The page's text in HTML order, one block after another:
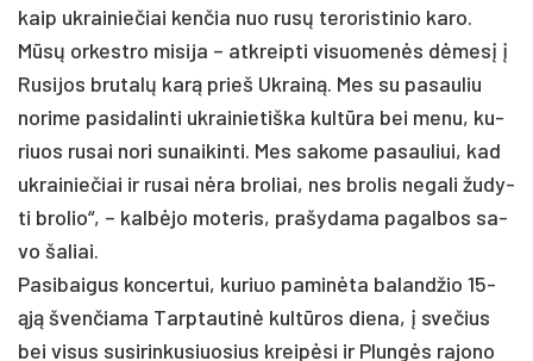
kaip uk­rai­nie­čiai ken­čia nuo rusų te­ro­ris­ti­nio ka­ro.
Mūsų or­kest­ro mi­si­ja – at­kreip­ti vi­suo­menės dėmesį į
Ru­si­jos bru­talų karą prie­š Uk­rainą. Mes su pa­sau­liu
no­ri­me pa­si­da­lin­ti uk­rai­nie­tiš­ka kultū­ra bei me­nu, ku­
riuos ru­sai no­ri su­nai­kin­ti. Mes sa­ko­me pa­sau­liui, kad
uk­rai­nie­čiai ir ru­sai nėra bro­liai, nes bro­lis ne­ga­li žu­dy­
ti bro­lio“, – kalbė­jo mo­te­ris, pra­šy­da­ma pa­gal­bos sa­
vo ša­liai.
Pa­si­bai­gus kon­cer­tui, ku­riuo pa­minė­ta ba­land­žio 15-
ąją šven­čia­ma Tarp­tau­tinė kultū­ros die­na, į sve­čius
bei vi­sus su­si­rin­ku­siuo­sius kreipė­si ir Plungės ra­jo­no